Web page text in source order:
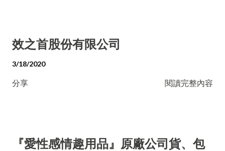
效之首股份有限公司
3/18/2020
分享 閱讀完整內容
『愛性感情趣用品』原廠公司貨、包